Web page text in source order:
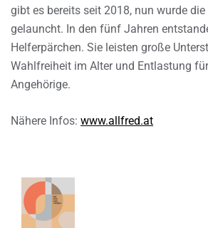
gibt es bereits seit 2018, nun wurde
gelauncht. In den fünf Jahren
Helferpärchen. Sie leisten große
Wahlfreiheit im Alter und Entlastung
Angehörige.
Nähere Infos: www.allfred.at